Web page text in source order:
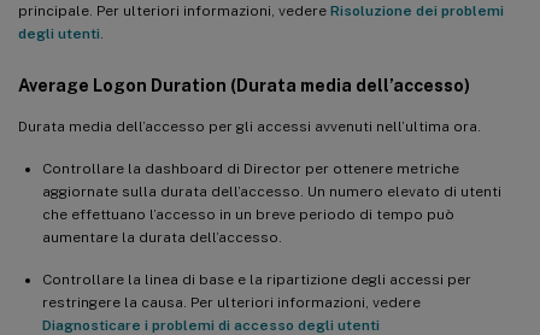
principale. Per ulteriori informazioni, vedere Risoluzione dei problemi
degli utenti.
Average Logon Duration (Durata media dell’accesso)
Durata media dell’accesso per gli accessi avvenuti nell’ultima ora.
Controllare la dashboard di Director per ottenere metriche
aggiornate sulla durata dell’accesso. Un numero elevato di utenti
che effettuano l’accesso in un breve periodo di tempo può
aumentare la durata dell’accesso.
Controllare la linea di base e la ripartizione degli accessi per
restringere la causa. Per ulteriori informazioni, vedere
Diagnosticare i problemi di accesso degli utenti